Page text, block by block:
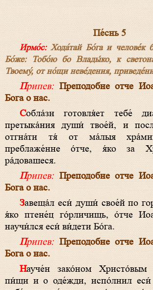
Пе́снь 5
Ирмо́с:Хода́тай Бо́га и челове́к
Бо́же: Тобо́ю бо Влады́ко, к
Твоему́, от но́щи неве́дения,
Припев: Преподобне отче
Бога о нас.
Собла́зн готовля́ет тебе́ диа́вол, полага́я
претыка́ния души́ твое́й, и
отгна́ти тя́ от ма́лыя
преблаже́нне о́тче, я́ко за
ра́довашеся.
Припев: Преподобне отче
Бога о нас.
Завеща́л еси́ души́ свое́й по гора́м превита́ти,
я́ко птене́ц го́рличищь, о́тче
научи́лся еси́ ви́дети Бо́га.
Припев: Преподобне отче
Бога о нас.
Науче́н зако́ном Христо́вым не пещи́ся о
пи́щи и о оде́жди, испо́лнил еси́